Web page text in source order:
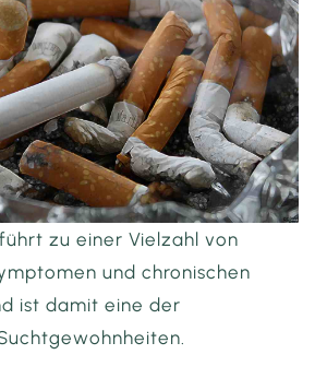
zu einer Vielzahl von
und chronischen
ist damit eine der